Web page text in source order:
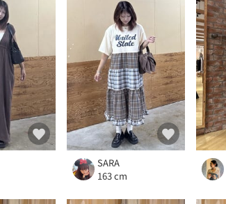
SARA
163 cm